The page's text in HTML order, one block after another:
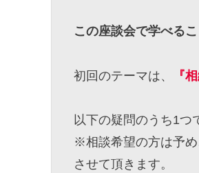
この座談会で学べるこ
初回のテーマは、 『
以下の疑問のうち1つ
※相談希望の方は予
させて頂きます。